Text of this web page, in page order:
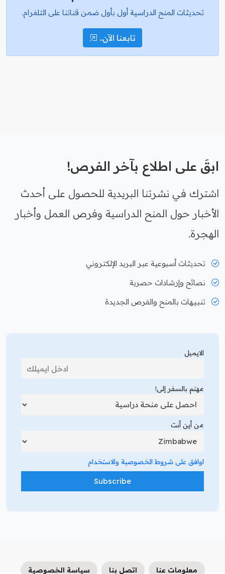
تحديثات المنح الدراسية أول بأول ضمن قناتنا على التلغرام.
تابعنا الآن..
ابقَ على اطلاع بآخر الفرص!
اشترك في نشرتنا البريدية للحصول على أحدث
الأخبار حول المنح الدراسية وفرص العمل وأخبار
الهجرة.
تحديثات أسبوعية عبر البريد الإلكتروني
نصائح وإرشادات حصرية
تنبيهات بالمنح والفرص الجديدة
الايميل
مهتم بالسفر إلى!
من أين أنت
اوافق على شروط الخصوصية والاستخدام
معلومات عنا اتصل بنا سياسة الخصوصية